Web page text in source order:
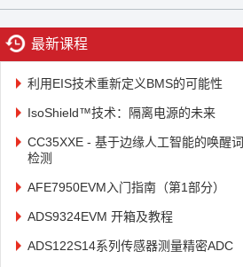
最新课程
利用EIS技术重新定义BMS的可能性
IsoShield™技术：隔离电源的未来
CC35XXE - 基于边缘人工智能的唤醒词
检测
AFE7950EVM入门指南（第1部分）
ADS9324EVM 开箱及教程
ADS122S14系列传感器测量精密ADC